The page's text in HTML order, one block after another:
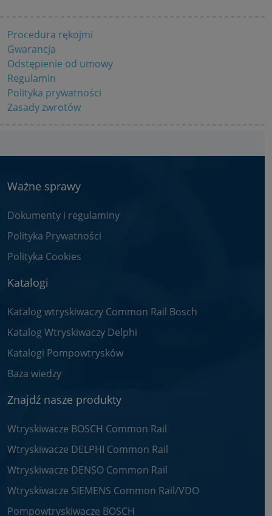
Procedura rękojmi
Gwarancja
Odstępienie od umowy
Regulamin
Polityka prywatności
Zasady zwrotów
Ważne sprawy
Dokumenty i regulaminy
Polityka Prywatności
Polityka Cookies
Katalogi
Katalog wtryskiwaczy Common Rail Bosch
Katalog Wtryskiwaczy Delphi
Katalogi Pompowtrysków
Baza wiedzy
Znajdź nasze produkty
Wtryskiwacze BOSCH Common Rail
Wtryskiwacze DELPHI Common Rail
Wtryskiwacze DENSO Common Rail
Wtryskiwacze SIEMENS Common Rail/VDO
Pompowtryskiwacze BOSCH